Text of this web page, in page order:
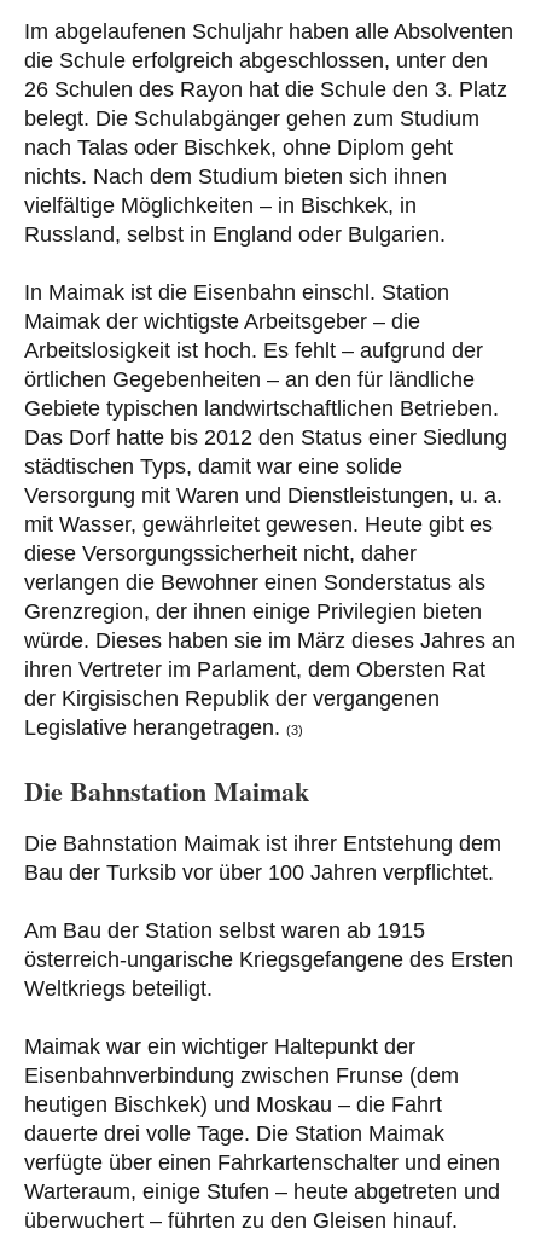
Im abgelaufenen Schuljahr haben alle Absolventen
die Schule erfolgreich abgeschlossen, unter den
26 Schulen des Rayon hat die Schule den 3. Platz
belegt. Die Schulabgänger gehen zum Studium
nach Talas oder Bischkek, ohne Diplom geht
nichts. Nach dem Studium bieten sich ihnen
vielfältige Möglichkeiten – in Bischkek, in
Russland, selbst in England oder Bulgarien.
In Maimak ist die Eisenbahn einschl. Station
Maimak der wichtigste Arbeitsgeber – die
Arbeitslosigkeit ist hoch. Es fehlt – aufgrund der
örtlichen Gegebenheiten – an den für ländliche
Gebiete typischen landwirtschaftlichen Betrieben.
Das Dorf hatte bis 2012 den Status einer Siedlung
städtischen Typs, damit war eine solide
Versorgung mit Waren und Dienstleistungen, u. a.
mit Wasser, gewährleitet gewesen. Heute gibt es
diese Versorgungssicherheit nicht, daher
verlangen die Bewohner einen Sonderstatus als
Grenzregion, der ihnen einige Privilegien bieten
würde. Dieses haben sie im März dieses Jahres an
ihren Vertreter im Parlament, dem Obersten Rat
der Kirgisischen Republik der vergangenen
Legislative herangetragen. (3)
Die Bahnstation Maimak
Die Bahnstation Maimak ist ihrer Entstehung dem
Bau der Turksib vor über 100 Jahren verpflichtet.
Am Bau der Station selbst waren ab 1915
österreich-ungarische Kriegsgefangene des Ersten
Weltkriegs beteiligt.
Maimak war ein wichtiger Haltepunkt der
Eisenbahnverbindung zwischen Frunse (dem
heutigen Bischkek) und Moskau – die Fahrt
dauerte drei volle Tage. Die Station Maimak
verfügte über einen Fahrkartenschalter und einen
Warteraum, einige Stufen – heute abgetreten und
überwuchert – führten zu den Gleisen hinauf.